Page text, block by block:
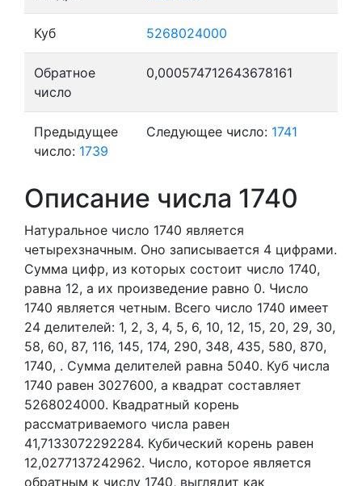
Куб 5268024000
Обратное
число
0,000574712643678161
Предыдущее
число: 1739
Следующее число: 1741
Описание числа 1740
Натуральное число 1740 является
четырехзначным. Оно записывается 4 цифрами.
Сумма цифр, из которых состоит число 1740,
равна 12, а их произведение равно 0. Число
1740 является четным. Всего число 1740 имеет
24 делителей: 1, 2, 3, 4, 5, 6, 10, 12, 15, 20, 29, 30,
58, 60, 87, 116, 145, 174, 290, 348, 435, 580, 870,
1740, . Сумма делителей равна 5040. Куб числа
1740 равен 3027600, а квадрат составляет
5268024000. Квадратный корень
рассматриваемого числа равен
41,7133072292284. Кубический корень равен
12,0277137242962. Число, которое является
обратным к числу 1740, выглядит как